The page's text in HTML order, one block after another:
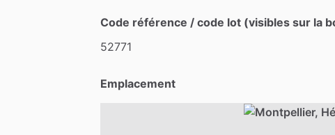
Code référence / code lot (visibles sur la
52771
Emplacement